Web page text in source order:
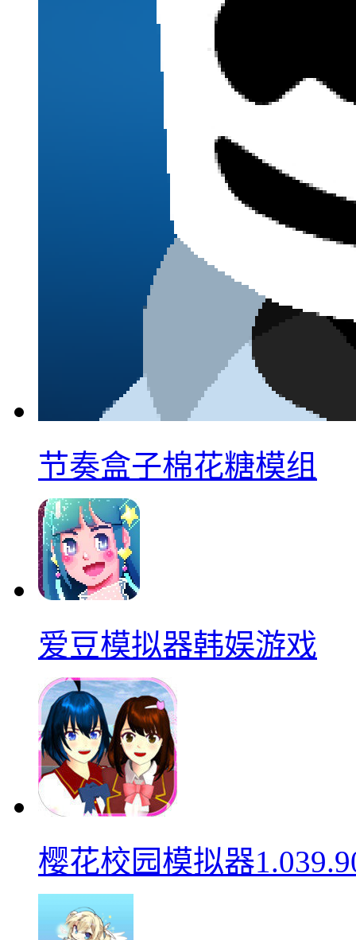
节奏盒子棉花糖模组
爱豆模拟器韩娱游戏
樱花校园模拟器